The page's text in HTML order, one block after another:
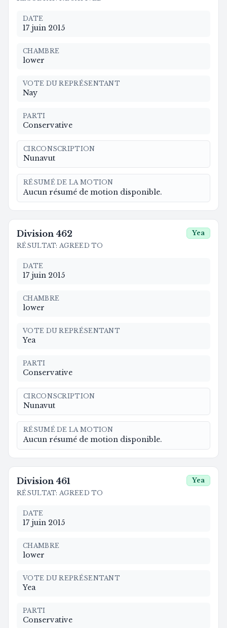
DATE
17 juin 2015
CHAMBRE
lower
VOTE DU REPRÉSENTANT
Nay
PARTI
Conservative
CIRCONSCRIPTION
Nunavut
RÉSUMÉ DE LA MOTION
Aucun résumé de motion disponible.
Division 462
RÉSULTAT: AGREED TO
Yea
DATE
17 juin 2015
CHAMBRE
lower
VOTE DU REPRÉSENTANT
Yea
PARTI
Conservative
CIRCONSCRIPTION
Nunavut
RÉSUMÉ DE LA MOTION
Aucun résumé de motion disponible.
Division 461
RÉSULTAT: AGREED TO
Yea
DATE
17 juin 2015
CHAMBRE
lower
VOTE DU REPRÉSENTANT
Yea
PARTI
Conservative